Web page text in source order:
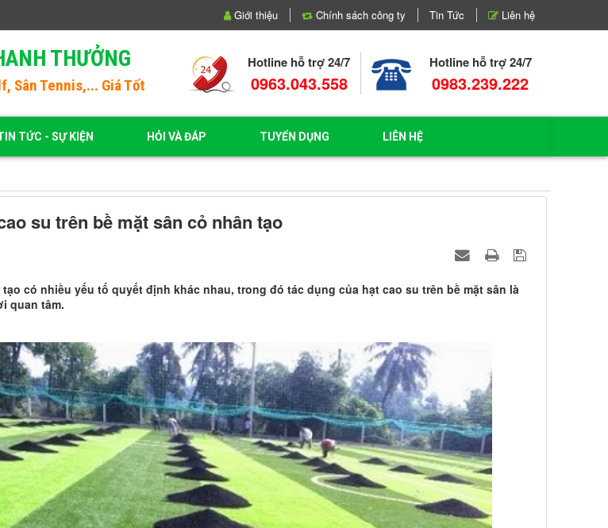
Giới thiệu Chính sách công ty Tin Tức Liên hệ
THƯỞNG
Sân Tennis,... Giá Tốt
Hotline hỗ trợ 24/7
0963.043.558
Hotline hỗ trợ 24/7
0983.239.222
TỨC - SỰ KIỆN HỎI VÀ ĐÁP TUYỂN DỤNG LIÊN HỆ
su trên bề mặt sân cỏ nhân tạo
có nhiều yếu tố quyết định khác nhau, trong đó tác dụng của hạt cao su trên bề mặt sân là
quan tâm.